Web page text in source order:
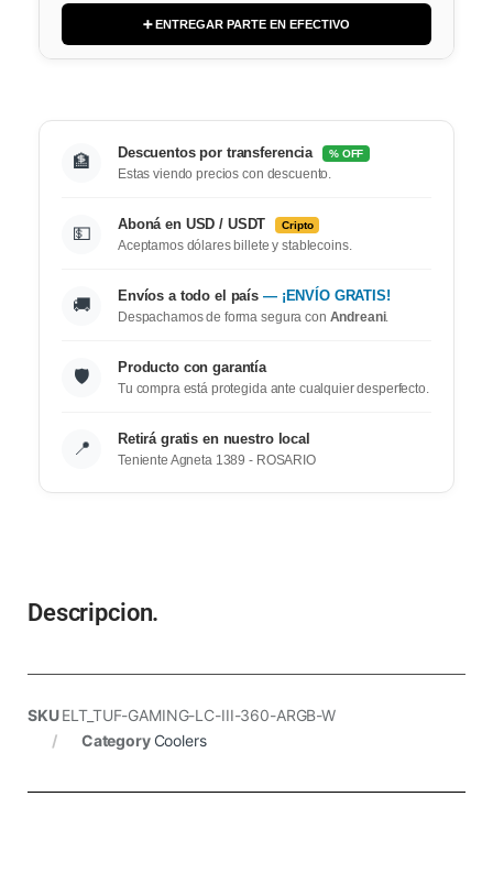
➕ ENTREGAR PARTE EN EFECTIVO
🏦 Descuentos por transferencia % OFF
Estas viendo precios con descuento.
💵 Aboná en USD / USDT Cripto
Aceptamos dólares billete y stablecoins.
🚚 Envíos a todo el país — ¡ENVÍO GRATIS!
Despachamos de forma segura con Andreani.
🛡️ Producto con garantía
Tu compra está protegida ante cualquier desperfecto.
📍 Retirá gratis en nuestro local
Teniente Agneta 1389 - ROSARIO
Descripcion.
SKUELT_TUF-GAMING-LC-III-360-ARGB-W
Category Coolers